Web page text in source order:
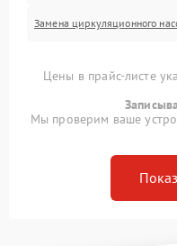
Замена циркуляционного
Цены в прайс-листе
Мы проверим ваше